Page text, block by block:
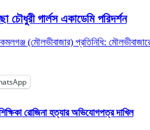
চৌধুরী গার্লস একাডেমি পরিদর্শন
(মৌলভীবাজার) প্রতিনিধি:
রোজিনা হত্যার অভিযোগপত্র দাখিল